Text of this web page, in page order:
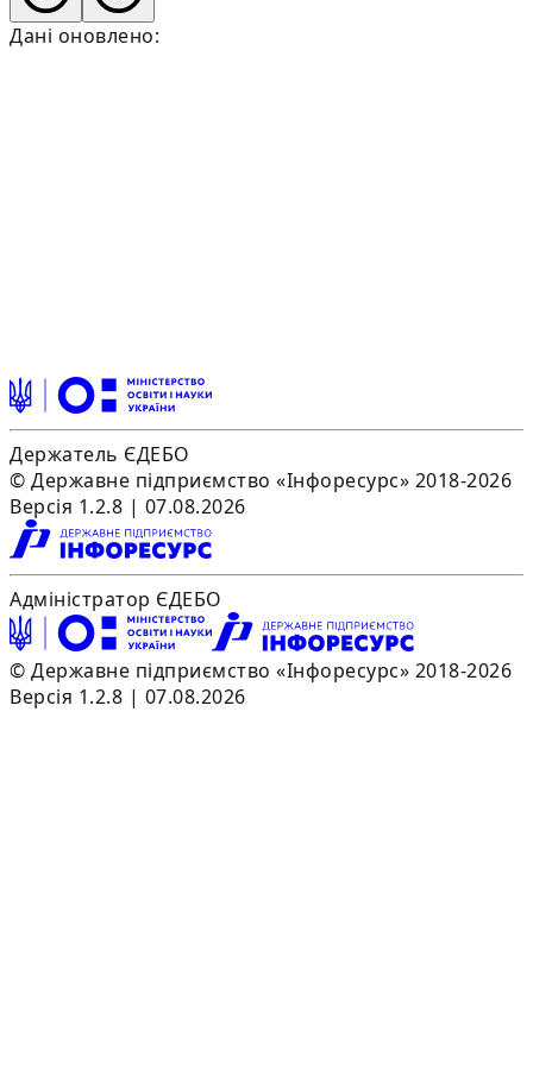
Дані оновлено:
Держатель ЄДЕБО
© Державне підприємство «Інфоресурс» 2018-2026
Версія 1.2.8 | 07.08.2026
Адміністратор ЄДЕБО
© Державне підприємство «Інфоресурс» 2018-2026
Версія 1.2.8 | 07.08.2026